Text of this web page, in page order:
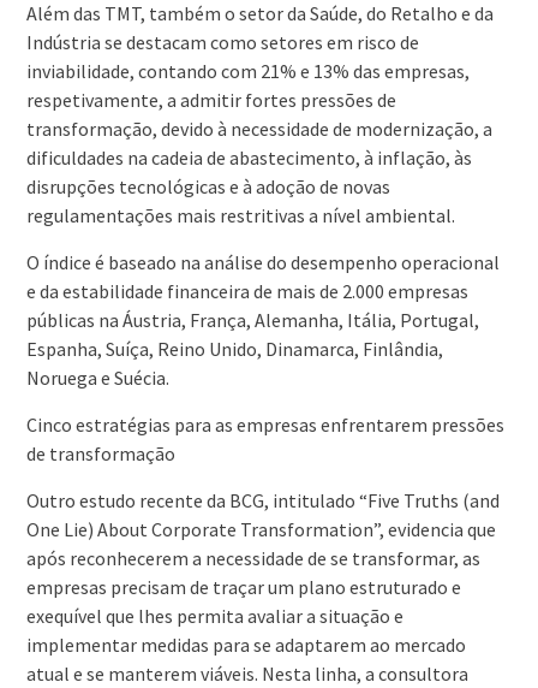
Além das TMT, também o setor da Saúde, do Retalho e da
Indústria se destacam como setores em risco de
inviabilidade, contando com 21% e 13% das empresas,
respetivamente, a admitir fortes pressões de
transformação, devido à necessidade de modernização, a
dificuldades na cadeia de abastecimento, à inflação, às
disrupções tecnológicas e à adoção de novas
regulamentações mais restritivas a nível ambiental.
O índice é baseado na análise do desempenho operacional
e da estabilidade financeira de mais de 2.000 empresas
públicas na Áustria, França, Alemanha, Itália, Portugal,
Espanha, Suíça, Reino Unido, Dinamarca, Finlândia,
Noruega e Suécia.
Cinco estratégias para as empresas enfrentarem pressões
de transformação
Outro estudo recente da BCG, intitulado “Five Truths (and
One Lie) About Corporate Transformation”, evidencia que
após reconhecerem a necessidade de se transformar, as
empresas precisam de traçar um plano estruturado e
exequível que lhes permita avaliar a situação e
implementar medidas para se adaptarem ao mercado
atual e se manterem viáveis. Nesta linha, a consultora